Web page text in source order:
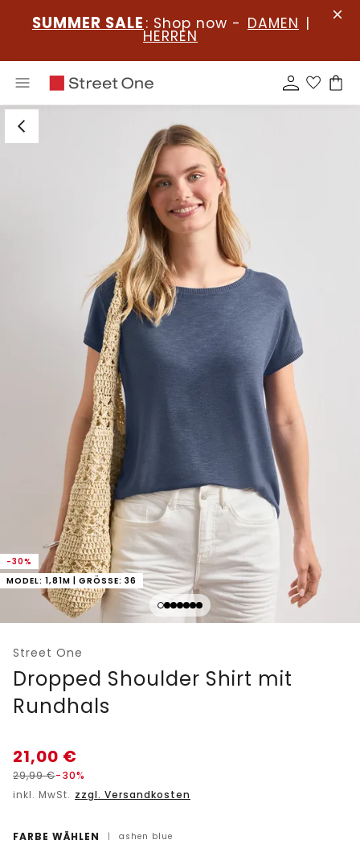
SUMMER SALE : Shop now - DAMEN |
HERREN
-30%
MODEL: 1,81M | GRÖSSE: 36
Street One
Dropped Shoulder Shirt mit
Rundhals
21,00 €
29,99€-30%
inkl. MwSt. zzgl. Versandkosten
FARBE WÄHLEN | ashen blue